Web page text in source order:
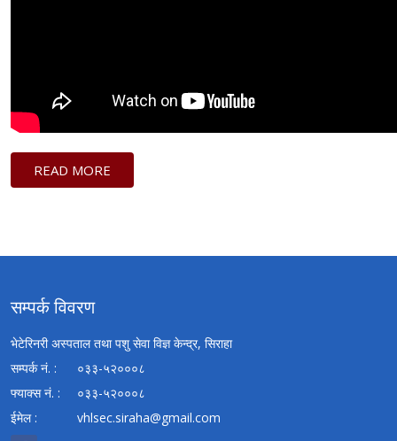
READ MORE
सम्पर्क विवरण
भेटेरिनरी अस्पताल तथा पशु सेवा विज्ञ केन्द्र, सिराहा
सम्पर्क नं. :
०३३-५२०००८
फ्याक्स नं. :
०३३-५२०००८
ईमेल :
vhlsec.siraha@gmail.com